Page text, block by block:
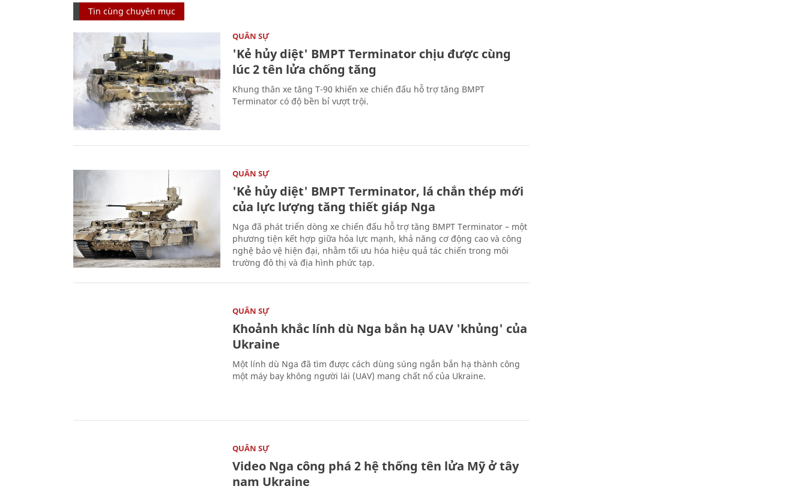
Tin cùng chuyên mục
QUÂN SỰ
'Kẻ hủy diệt' BMPT Terminator chịu được cùng
lúc 2 tên lửa chống tăng
Khung thân xe tăng T-90 khiến xe chiến đấu hỗ trợ tăng BMPT
Terminator có độ bền bỉ vượt trội.
QUÂN SỰ
'Kẻ hủy diệt' BMPT Terminator, lá chắn thép mới
của lực lượng tăng thiết giáp Nga
Nga đã phát triển dòng xe chiến đấu hỗ trợ tăng BMPT Terminator – một
phương tiện kết hợp giữa hỏa lực mạnh, khả năng cơ động cao và công
nghệ bảo vệ hiện đại, nhằm tối ưu hóa hiệu quả tác chiến trong môi
trường đô thị và địa hình phức tạp.
QUÂN SỰ
Khoảnh khắc lính dù Nga bắn hạ UAV 'khủng' của
Ukraine
Một lính dù Nga đã tìm được cách dùng súng ngắn bắn hạ thành công
một máy bay không người lái (UAV) mang chất nổ của Ukraine.
QUÂN SỰ
Video Nga công phá 2 hệ thống tên lửa Mỹ ở tây
nam Ukraine